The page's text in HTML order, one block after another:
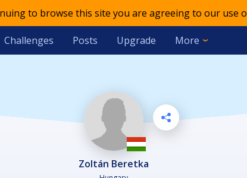
to browse this site you are agreeing to our use
Challenges Posts Upgrade More
Zoltán Beretka